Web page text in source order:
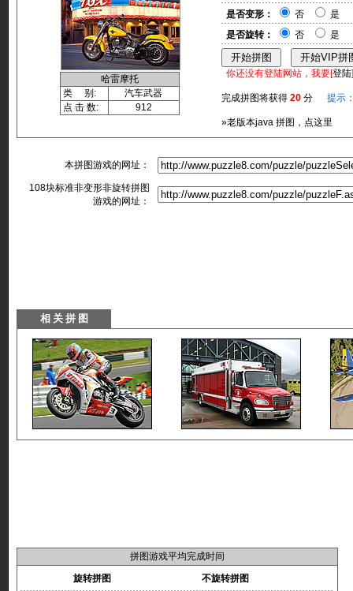
哈雷摩托
类 别:
汽车武器
点 击 数:
912
是否变形：
否
是
是否旋转：
否 是
你还没有登陆网站，我要[登陆
完成拼图将获得 20 分 提示
»老版本java 拼图，点这里
本拼图游戏的网址：
108块标准非变形非旋转拼图
游戏的网址：
拼图游戏平均完成时间
旋转拼图
不旋转拼图